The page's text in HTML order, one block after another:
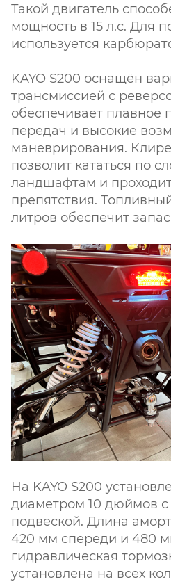
Такой двигатель
мощность в 15 л.с. Для
используется
KAYO S200 оснащён
трансмиссией с
обеспечивает плавное
передач и высокие
маневрирования.
позволит кататься по
ландшафтам и
препятствия.
литров обеспечит
На KAYO S200
диаметром 10 дюймов
подвеской. Длина
420 мм спереди и 480
гидравлическая
установлена на всех